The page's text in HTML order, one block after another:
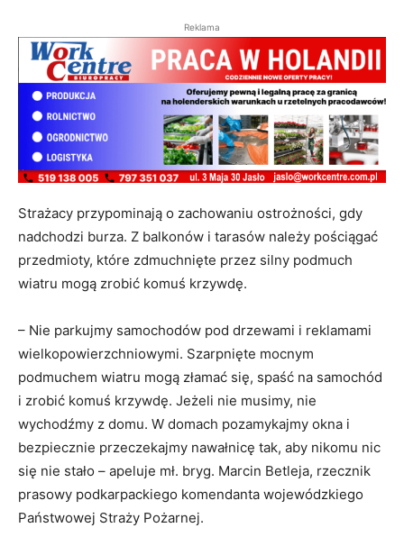
Reklama
Strażacy przypominają o zachowaniu ostrożności, gdy
nadchodzi burza. Z balkonów i tarasów należy pościągać
przedmioty, które zdmuchnięte przez silny podmuch
wiatru mogą zrobić komuś krzywdę.
– Nie parkujmy samochodów pod drzewami i reklamami
wielkopowierzchniowymi. Szarpnięte mocnym
podmuchem wiatru mogą złamać się, spaść na samochód
i zrobić komuś krzywdę. Jeżeli nie musimy, nie
wychodźmy z domu. W domach pozamykajmy okna i
bezpiecznie przeczekajmy nawałnicę tak, aby nikomu nic
się nie stało – apeluje mł. bryg. Marcin Betleja, rzecznik
prasowy podkarpackiego komendanta wojewódzkiego
Państwowej Straży Pożarnej.